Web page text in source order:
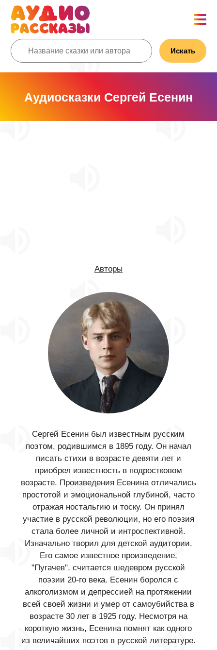
Искать
Аудиосказки Сергей Есенин
Авторы
Сергей Есенин был известным русским
поэтом, родившимся в 1895 году. Он начал
писать стихи в возрасте девяти лет и
приобрел известность в подростковом
возрасте. Произведения Есенина отличались
простотой и эмоциональной глубиной, часто
отражая ностальгию и тоску. Он принял
участие в русской революции, но его поэзия
стала более личной и интроспективной.
Изначально творил для детской аудитории.
Его самое известное произведение,
"Пугачев", считается шедевром русской
поэзии 20-го века. Есенин боролся с
алкоголизмом и депрессией на протяжении
всей своей жизни и умер от самоубийства в
возрасте 30 лет в 1925 году. Несмотря на
короткую жизнь, Есенина помнят как одного
из величайших поэтов в русской литературе.